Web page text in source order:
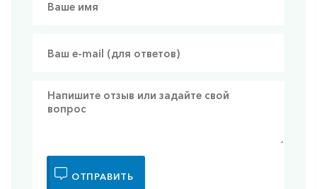
ОТПРАВИТЬ